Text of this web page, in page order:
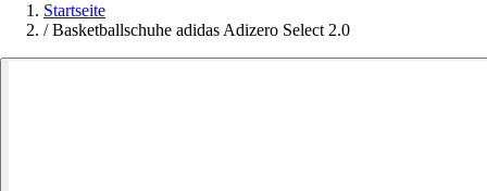
Startseite
/ Basketballschuhe adidas Adizero Select 2.0